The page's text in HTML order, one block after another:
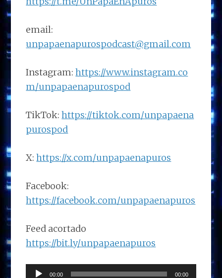
email:
unpapaenapurospodcast@gmail.com
Instagram:https://www.instagram.co
m/unpapaenapurospod
TikTok:https://tiktok.com/unpapaena
purospod
X:https://x.com/unpapaenapuros
Facebook:
https://facebook.com/unpapaenapuros
Feed acortado
https://bit.ly/unpapaenapuros
Reproductor
00:00 00:00